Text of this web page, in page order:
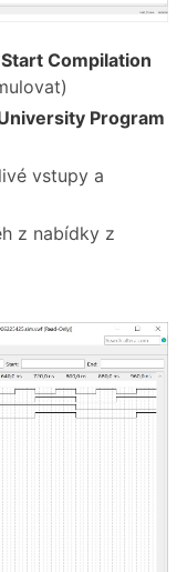
Compilation
Program
vstupy a
z nabídky z